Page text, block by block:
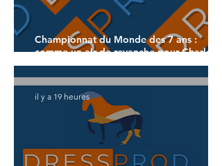
Championnat du Monde des 7 ans :
comme un air de revanche pour Charlotte
Dujardin
il y a 19 heures